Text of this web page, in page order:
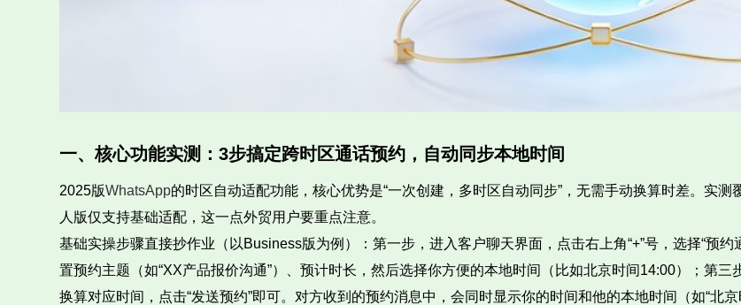
一、核心功能实测：3步搞定跨时区通话预约，自动同步本地时间
2025版WhatsApp的时区自动适配功能，核心优势是“一次创建，多时区自动同步”，无需手动换算时差。实
人版仅支持基础适配，这一点外贸用户要重点注意。
基础实操步骤直接抄作业（以Business版为例）：第一步，进入客户聊天界面，点击右上角“+”号，选择“预
置预约主题（如“XX产品报价沟通”）、预计时长，然后选择你方便的本地时间（比如北京时间14:00）；第
换算对应时间，点击“发送预约”即可。对方收到的预约消息中，会同时显示你的时间和他的本地时间（如“北